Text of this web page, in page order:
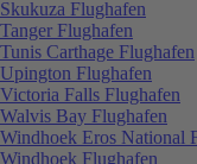
Skukuza Flughafen
Tanger Flughafen
Tunis Carthage Flughafen
Upington Flughafen
Victoria Falls Flughafen
Walvis Bay Flughafen
Windhoek Eros National
Windhoek Flughafen